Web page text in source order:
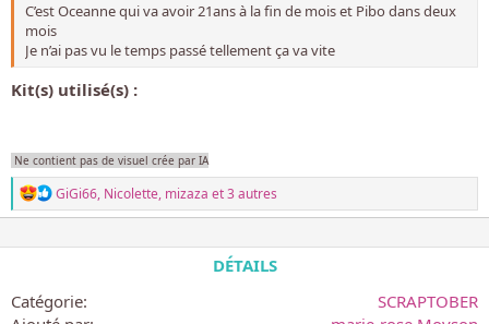
C’est Oceanne qui va avoir 21ans à la fin de mois et Pibo dans deux
mois
Je n’ai pas vu le temps passé tellement ça va vite
Kit(s) utilisé(s) :
Ne contient pas de visuel crée par IA
L
e
r
c
t
GiGi66, Nicolette, mizaza et 3 autres
DÉTAILS
Catégorie
SCRAPTOBER